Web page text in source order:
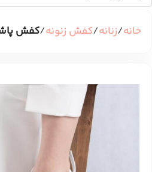
خانه زنانه کفش زنونه کفش